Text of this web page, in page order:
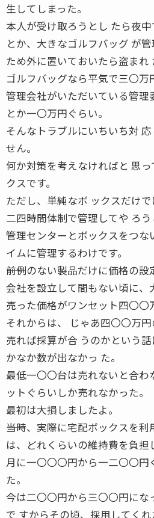
生してしまった。
本人が受け取ろうとし たら夜
とか、大きなゴルフバッグ が
ため外に置いておいたら盗まれ
ゴルフバッグなら平気で三〇万
管理会社がいただいている管理
とか一〇万円ぐらい。
そんなトラブルにいちいち対
せん。
何か対策を考えなければと 思
クスです。
ただし、単純なボ ックスだけで
二四時間体制で管理してや ろう
管理センターとボックスをつな
イムに管理するわけです。
――前例のない製品だけに価格の
会社を設立して間もない頃に、
売った価格がワンセット四〇〇
それからは、 じゃあ四〇〇万
売れば採算が合 うのかという
かなか数が出なかっ た。
最低一〇〇台は売れないと合わ
ットぐらいしか売れなかった。
最初は大損しましたよ。
――当時、実際に宅配ボックスを
は、どれくらいの維持費を負担
月に一〇〇〇円から一二〇〇円
た。
今は二〇〇円から三〇〇円にな
で すからその頃、採用してく